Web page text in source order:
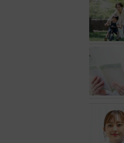
多いと
自身も
た。
「毎日
だから
こうし
目は担
ラス運